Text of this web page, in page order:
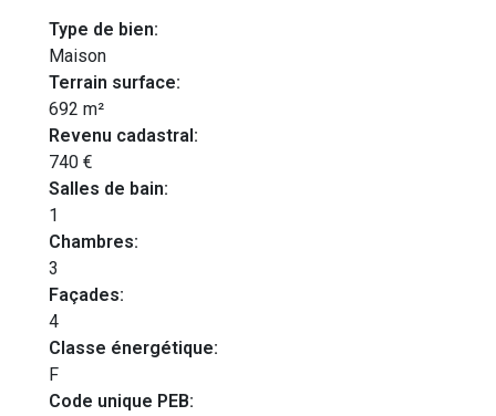
Type de bien:
Maison
Terrain surface:
692 m²
Revenu cadastral:
740 €
Salles de bain:
1
Chambres:
3
Façades:
4
Classe énergétique:
F
Code unique PEB: